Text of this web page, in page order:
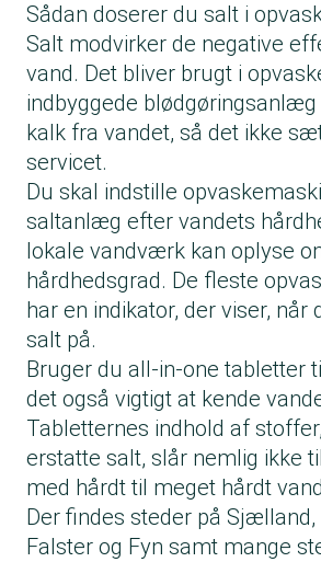
Sådan doserer du salt i
Salt modvirker de negative
vand. Det bliver brugt i
indbyggede
kalk fra vandet, så det ikke
servicet.
Du skal indstille
saltanlæg efter vandets
lokale vandværk kan oplyse
hårdhedsgrad. De fleste
har en indikator, der viser, når
salt på.
Bruger du all-in-one tabletter
det også vigtigt at kende
Tabletternes indhold af
erstatte salt, slår nemlig ikke
med hårdt til meget hårdt
Der findes steder på
Falster og Fyn samt mange